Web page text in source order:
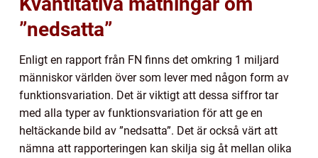
”nedsatta”
Enligt en rapport från FN finns det omkring 1 miljard
människor världen över som lever med någon form av
funktionsvariation. Det är viktigt att dessa siffror tar
med alla typer av funktionsvariation för att ge en
heltäckande bild av ”nedsatta”. Det är också värt att
nämna att rapporteringen kan skilja sig åt mellan olika